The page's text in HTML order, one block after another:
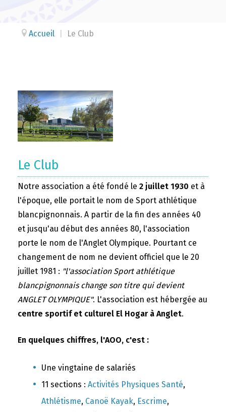
Accueil Le Club
Le Club
Notre association a été fondé le 2 juillet 1930 et à
l'époque, elle portait le nom de Sport athlétique
blancpignonnais. A partir de la fin des années 40
et jusqu'au début des années 80, l'association
porte le nom de l'Anglet Olympique. Pourtant ce
changement de nom ne devient officiel que le 20
juillet 1981 : "l'association Sport athlétique
blancpignonnais change son titre qui devient
ANGLET OLYMPIQUE". L'association est hébergée au
centre sportif et culturel El Hogar à Anglet.
En quelques chiffres, l'AOO, c'est :
Une vingtaine de salariés
11 sections : Activités Physiques Santé,
Athlétisme, Canoë Kayak, Escrime,